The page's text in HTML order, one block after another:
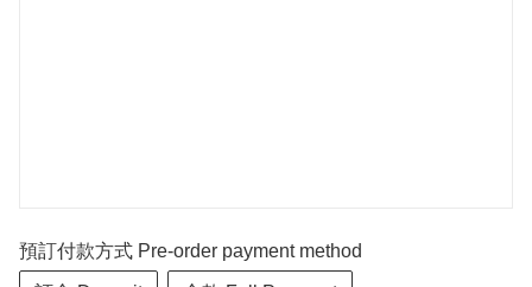
預訂付款方式 Pre-order payment method